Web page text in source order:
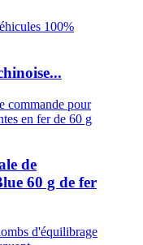
de
60 g de fer